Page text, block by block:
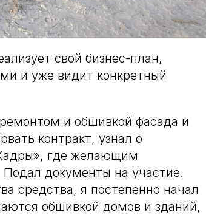
свой бизнес-план,
и уже видит конкретный
и обшивкой фасада и
контракт, узнал о
где желающим
Подал документы на участие.
средства, я постепенно начал
обшивкой домов и зданий,